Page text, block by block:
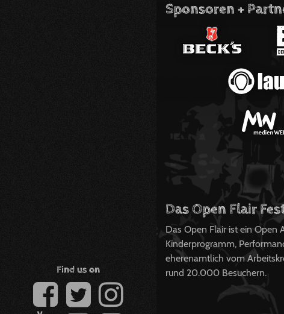
Find us on
Sponsoren +
Das Open Flair
Das Open Flair ist ein Open
Kinderprogramm,
eherenamtlich vom
rund 20.000 Besuchern.